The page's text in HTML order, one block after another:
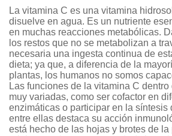
La vitamina C es una vitamina
disuelve en agua. Es un nutriente
en muchas reacciones metabólicas.
los restos que no se metabolizan a
necesaria una ingesta continua de
dieta; ya que, a diferencia de la
plantas, los humanos no somos
Las funciones de la vitamina C
muy variadas, como ser cofactor en
enzimáticas o participar en la síntesis
entre ellas destaca su acción
está hecho de las hojas y brotes de